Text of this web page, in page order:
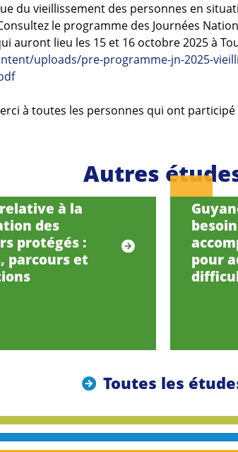
du vieillissement des personnes en
le programme des Journées
auront lieu les 15 et 16 octobre 2025 à
uploads/pre-programme-jn-2025-
à toutes les personnes qui ont participé
Autres
à la
des
protégés :
parcours et
pour
Toutes les